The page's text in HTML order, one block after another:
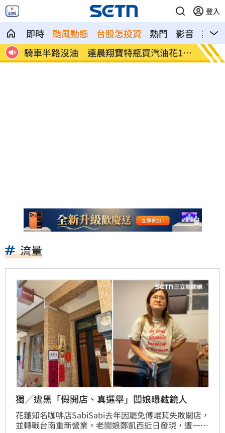
登入
即時 颱風動態 台股怎投資 熱門 影音
熱搜
18
日本長壽秘密找到了！1食物穩血糖又通腸
新/涉
保
流量
獨／遭黑「假開店、真選舉」闆娘曝藏鏡人
花蓮知名咖啡店SabiSabi去年因罷免傅崐萁失敗關店，
並轉戰台南重新營業。老闆娘鄭凱西近日發現，遭一名